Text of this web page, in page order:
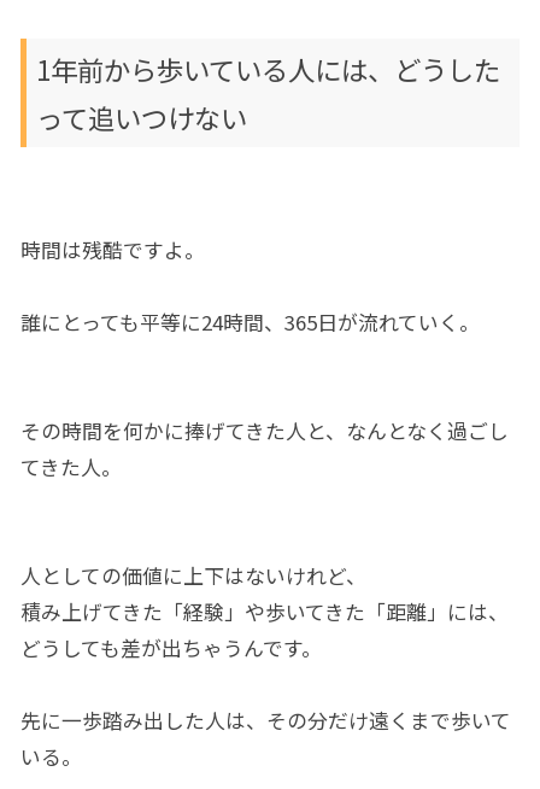
1年前から歩いている人には、どうした
って追いつけない
時間は残酷ですよ。
誰にとっても平等に24時間、365日が流れていく。
その時間を何かに捧げてきた人と、なんとなく過ごし
てきた人。
人としての価値に上下はないけれど、
積み上げてきた「経験」や歩いてきた「距離」には、
どうしても差が出ちゃうんです。
先に一歩踏み出した人は、その分だけ遠くまで歩いて
いる。